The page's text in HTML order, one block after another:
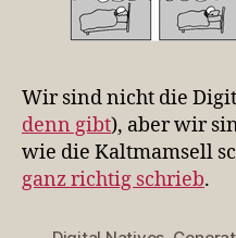
Wir sind nicht die
denn gibt), aber wir
wie die Kaltmamsell
ganz richtig schrieb.